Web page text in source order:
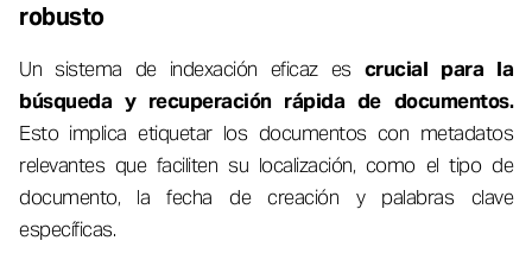
robusto
Un sistema de indexación eficaz es crucial para la
búsqueda y recuperación rápida de documentos.
Esto implica etiquetar los documentos con metadatos
relevantes que faciliten su localización, como el tipo de
documento, la fecha de creación y palabras clave
específicas.